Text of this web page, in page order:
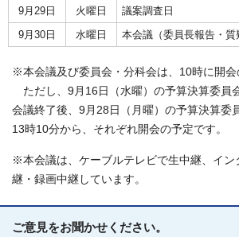
9月29日
火曜日
議案調査日
9月30日
水曜日 本会議（委員長報告・質
※本会議及び委員会・分科会は、10時に開会
ただし、9月16日（水曜）の予算決算委員
会議終了後、9月28日（月曜）の予算決算委
13時10分から、それぞれ開会の予定です。
※本会議は、ケーブルテレビで生中継、イン
継・録画中継しています。
ご意見をお聞かせください。